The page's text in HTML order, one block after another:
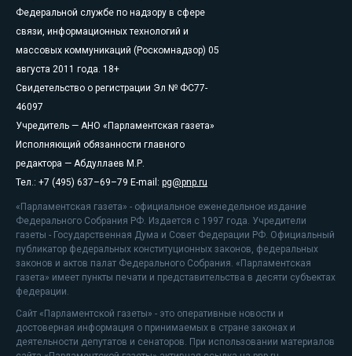
Федеральной службе по надзору в сфере
связи, информационных технологий и
массовых коммуникаций (Роскомнадзор) 05
августа 2011 года. 18+
Свидетельство о регистрации Эл № ФС77-
46097
Учредитель — АНО «Парламентская газета»
Исполняющий обязанности главного
редактора — Абдуллаев М.Р.
Тел.: +7 (495) 637–69–79 E-mail: pg@pnp.ru
«Парламентская газета» - официальное еженедельное издание
Федерального Собрания РФ. Издается с 1997 года. Учредители
газеты - Государственная Дума и Совет Федерации РФ. Официальный
публикатор федеральных конституционных законов, федеральных
законов и актов палат Федерального Собрания. «Парламентская
газета» имеет пункты печати и представительства в десяти субъектах
федерации.
Сайт «Парламентской газеты» - это оперативные новости и
достоверная информация о принимаемых в стране законах и
деятельности депутатов и сенаторов. При использовании материалов